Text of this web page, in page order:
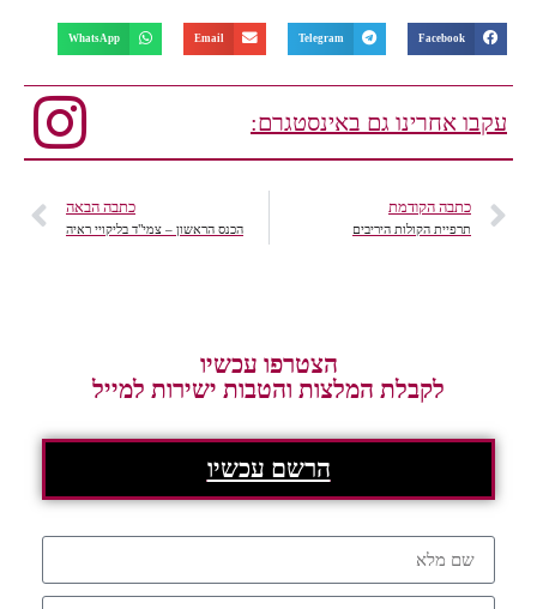
Facebook
Telegram
Email
WhatsApp
עקבו אחרינו גם באינסטגרם:
כתבה הקודמת
תרפיית הקולות היריבים
כתבה הבאה
הכנס הראשון – צמי"ד בליקויי ראיה
הצטרפו עכשיו
לקבלת המלצות והטבות ישירות למייל
הרשם עכשיו